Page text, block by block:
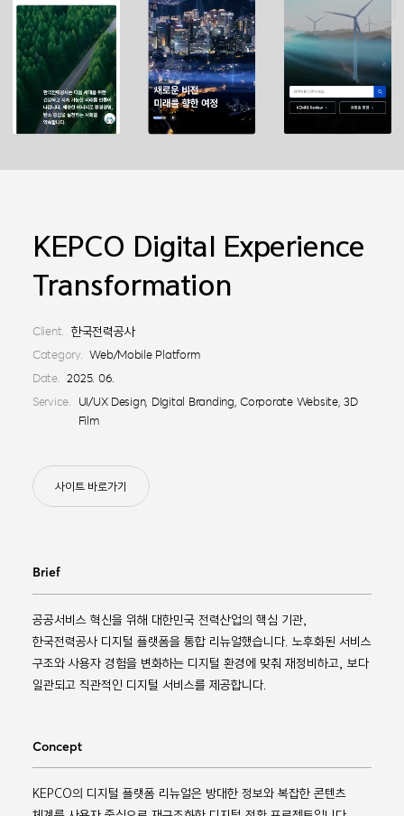
KEPCO Digital Experience
Transformation
Client. 한국전력공사
Category. Web/Mobile Platform
Date. 2025. 06.
Service.
UI/UX Design, DIgital Branding, Corporate Website, 3D
Film
사이트 바로가기
Brief
공공서비스 혁신을 위해 대한민국 전력산업의 핵심 기관,
한국전력공사 디지털 플랫폼을 통합 리뉴얼했습니다. 노후화된 서비스
구조와 사용자 경험을 변화하는 디지털 환경에 맞춰 재정비하고, 보다
일관되고 직관적인 디지털 서비스를 제공합니다.
Concept
KEPCO의 디지털 플랫폼 리뉴얼은 방대한 정보와 복잡한 콘텐츠